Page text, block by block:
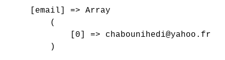
    [email] => Array
        (
            [0] => chabounihedi@yahoo.fr
        )